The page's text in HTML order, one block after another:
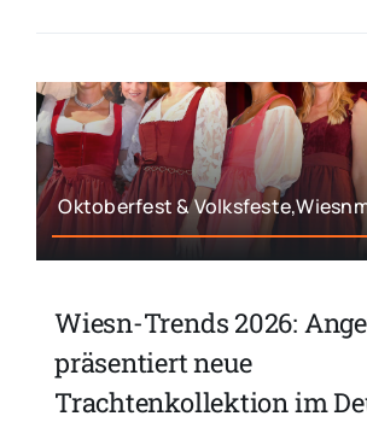
Oktoberfest &
Wiesn-Trends 2026:
präsentiert neue
Trachtenkollektion im